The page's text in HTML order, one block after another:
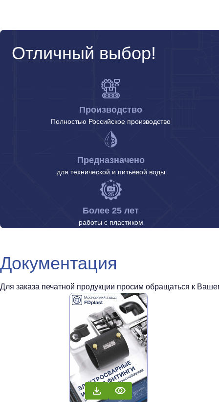
Отличный выбор!
Производство
Полностью Российское производство
Предназначено
для технической и питьевой воды
Более 25 лет
работы с пластиком
Документация
Для заказа печатной продукции просим обращаться к